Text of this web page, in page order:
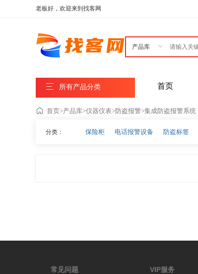
老板好，欢迎来到找客网
 所有产品分类 首页
首页>产品库>仪器仪表>防盗报警>集成防盗报警系统
分类： 保险柜 电话报警设备 防盗标签
常见问题 VIP服务